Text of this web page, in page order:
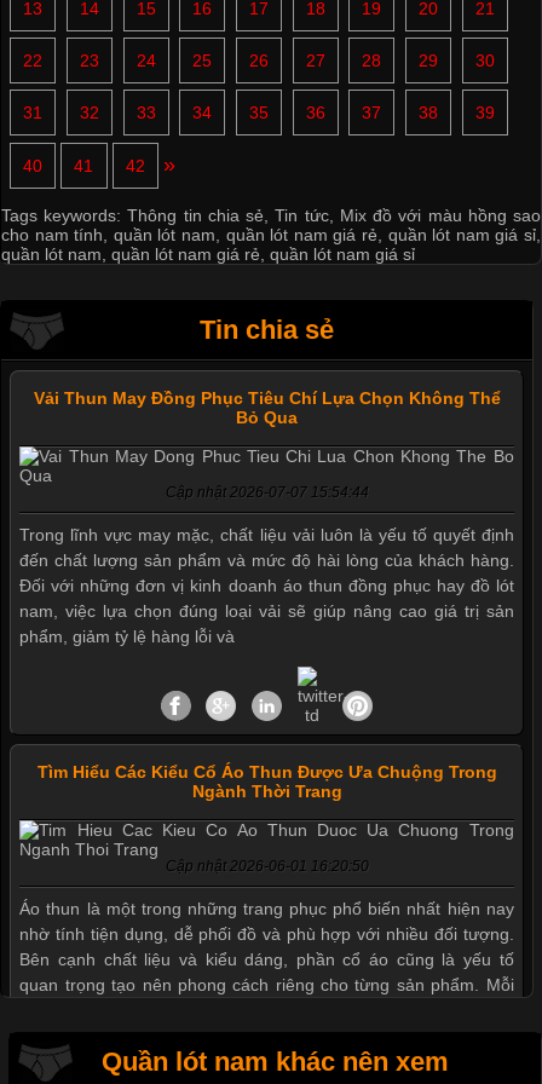
13 14 15 16 17 18 19 20 21
22 23 24 25 26 27 28 29 30
31 32 33 34 35 36 37 38 39
40 41 42 »
Tags keywords:Thông tin chia sẻ ,Tin tức, Mix đồ với màu hồng sao
cho nam tính
quần lót nam quần lót nam giá rẻ quần lót nam giá sỉ
quần lót nam quần lót nam giá rẻ quần lót nam giá sỉ
Tin chia sẻ
Vải Thun May Đồng Phục Tiêu Chí Lựa Chọn Không Thể
Bỏ Qua
Cập nhật 2026-07-07 15:54:44
Trong lĩnh vực may mặc, chất liệu vải luôn là yếu tố quyết định
đến chất lượng sản phẩm và mức độ hài lòng của khách hàng.
Đối với những đơn vị kinh doanh áo thun đồng phục hay đồ lót
nam, việc lựa chọn đúng loại vải sẽ giúp nâng cao giá trị sản
phẩm, giảm tỷ lệ hàng lỗi và
Tìm Hiểu Các Kiểu Cổ Áo Thun Được Ưa Chuộng Trong
Ngành Thời Trang
Cập nhật 2026-06-01 16:20:50
Áo thun là một trong những trang phục phổ biến nhất hiện nay
nhờ tính tiện dụng, dễ phối đồ và phù hợp với nhiều đối tượng.
Bên cạnh chất liệu và kiểu dáng, phần cổ áo cũng là yếu tố
quan trọng tạo nên phong cách riêng cho từng sản phẩm. Mỗi
Quần lót nam khác nên xem
Mẫu quần short quần lót nam nữ hè thu 2017
Thị hiều quần lót nam bơi lội nam và nữ 2017
Xu hướng thời trang trẻ và quần lót nam giá sỉ
Giặt và bảo quản quần lót nam đúng cách